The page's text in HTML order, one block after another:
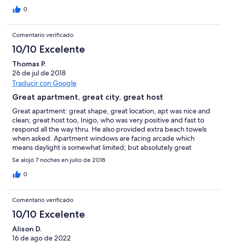
0
Comentario verificado
10/10 Excelente
Thomas P.
26 de jul de 2018
Traducir con Google
Great apartment, great city, great host
Great apartment: great shape, great location, apt was nice and
clean; great host too, Inigo, who was very positive and fast to
respond all the way thru. He also provided extra beach towels
when asked. Apartment windows are facing arcade which
means daylight is somewhat limited; but absolutely great
location, strongly recommend :-)
Se alojó 7 noches en julio de 2018
0
Comentario verificado
10/10 Excelente
Alison D.
16 de ago de 2022